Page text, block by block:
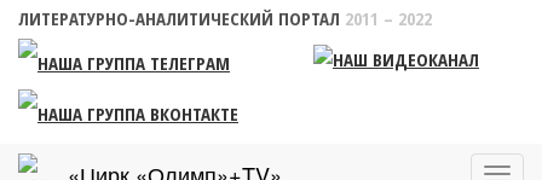
ЛИТЕРАТУРНО-АНАЛИТИЧЕСКИЙ ПОРТАЛ 2011 – 2022